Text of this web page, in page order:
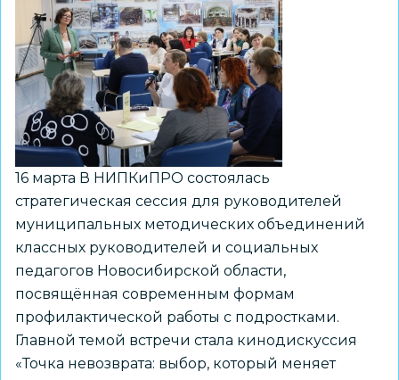
совершенствования
работы
по
профилактике
наркомании
16 марта В НИПКиПРО состоялась
стратегическая сессия для руководителей
муниципальных методических объединений
классных руководителей и социальных
педагогов Новосибирской области,
посвящённая современным формам
профилактической работы с подростками.
Главной темой встречи стала кинодискуссия
«Точка невозврата: выбор, который меняет